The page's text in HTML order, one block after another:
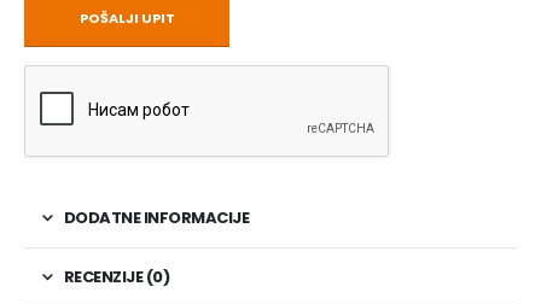
DODATNE INFORMACIJE
RECENZIJE (0)